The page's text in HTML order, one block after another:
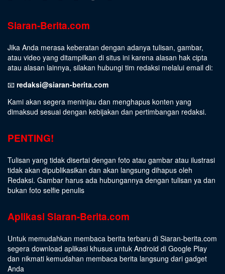
Siaran-Berita.com
Jika Anda merasa keberatan dengan adanya tulisan, gambar,
atau video yang ditampilkan di situs ini karena alasan hak cipta
atau alasan lainnya, silakan hubungi tim redaksi melalui email di:
📧 redaksi@siaran-berita.com
Kami akan segera meninjau dan menghapus konten yang
dimaksud sesuai dengan kebijakan dan pertimbangan redaksi.
PENTING!
Tulisan yang tidak disertai dengan foto atau gambar atau ilustrasi
tidak akan dipublikasikan dan akan langsung dihapus oleh
Redaksi. Gambar harus ada hubungannya dengan tulisan ya dan
bukan foto selfie penulis
Aplikasi Siaran-Berita.com
Untuk memudahkan membaca berita terbaru di Siaran-berita.com
segera download aplikasi khusus untuk Android di Google Play
dan nikmati kemudahan membaca berita langsung dari gadget
Anda